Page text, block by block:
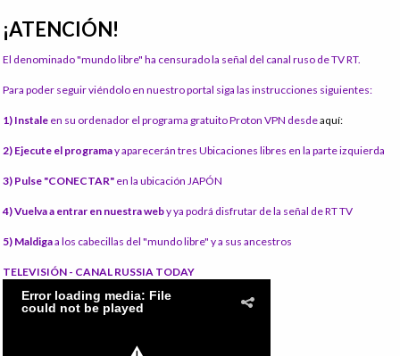
¡ATENCIÓN!
El denominado "mundo libre" ha censurado la señal del canal ruso de TV RT.
Para poder seguir viéndolo en nuestro portal siga las instrucciones siguientes:
1) Instale en su ordenador el programa gratuito Proton VPN desdeaquí:
2) Ejecute el programay aparecerán tres Ubicaciones libres en la parte izquierda
3) Pulse "CONECTAR" en la ubicación JAPÓN
4) Vuelva a entrar en nuestra weby ya podrá disfrutar de la señal de RT TV
5) Maldigaa los cabecillas del "mundo libre" y a sus ancestros
TELEVISIÓN - CANAL RUSSIA TODAY